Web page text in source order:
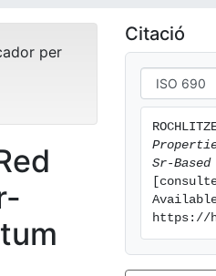
per
Citació
Sr-
https://